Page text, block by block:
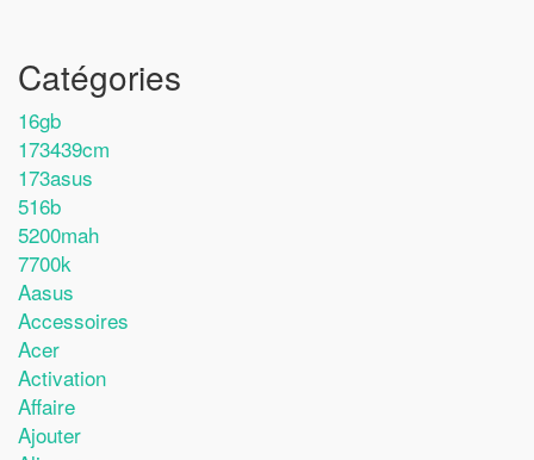
Catégories
16gb
173439cm
173asus
516b
5200mah
7700k
Aasus
Accessoires
Acer
Activation
Affaire
Ajouter